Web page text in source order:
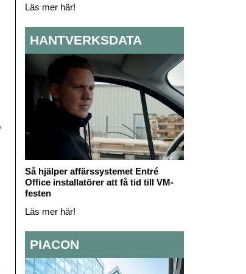
Läs mer här!
HANTVERKSDATA
Så hjälper affärssystemet Entré
Office installatörer att få tid till VM-
festen
Läs mer här!
PIACON